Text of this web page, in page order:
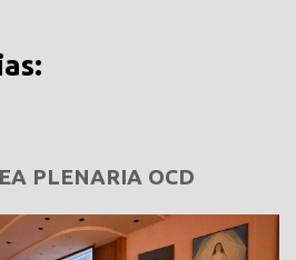
PLENARIA OCD